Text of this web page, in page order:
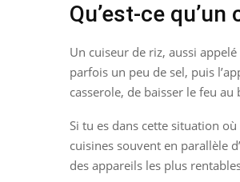
Qu’est-ce
Un cuiseur de riz, aussi
parfois un peu de sel, puis
casserole, de baisser le feu
Si tu es dans cette situation
cuisines souvent en parallèle
des appareils les plus